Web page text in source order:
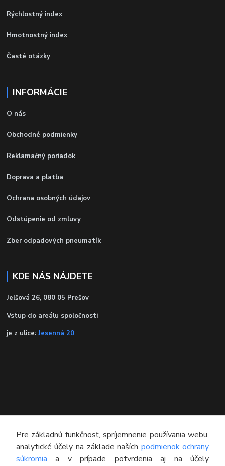
Rýchlostný index
Hmotnostný index
Časté otázky
INFORMÁCIE
O nás
Obchodné podmienky
Reklamačný poriadok
Doprava a platba
Ochrana osobných údajov
Odstúpenie od zmluvy
Zber odpadových pneumatík
KDE NÁS NÁJDETE
Jelšová 26, 080 05 Prešov
Vstup do areálu spoločnosti
je z ulice: Jesenná 20
Pre základnú funkčnosť, spríjemnenie používania webu,
analytické účely na základe naších podmienok ochrany
súkromia a v prípade potvrdenia aj na účely